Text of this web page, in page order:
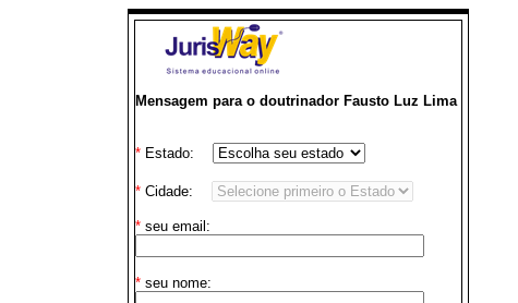
Mensagem para o doutrinador Fausto Luz Lima
*Estado:
*Cidade:
*seu email:
*seu nome: